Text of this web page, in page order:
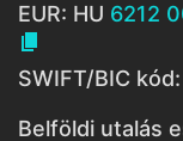
EUR: HU 6212

SWIFT/BIC kód:
Belföldi utalás